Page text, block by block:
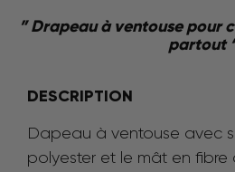
” Drapeau à ventouse pour
partout
DESCRIPTION
Dapeau à ventouse avec
polyester et le mât en fibre